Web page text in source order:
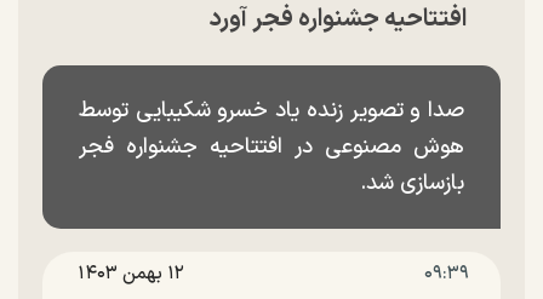
افتتاحیه جشنواره فجر آورد
صدا و تصویر زنده یاد خسرو شکیبایی توسط
هوش مصنوعی در افتتاحیه جشنواره فجر
بازسازی شد.
۰۹:۳۹ ۱۲ بهمن ۱۴۰۳